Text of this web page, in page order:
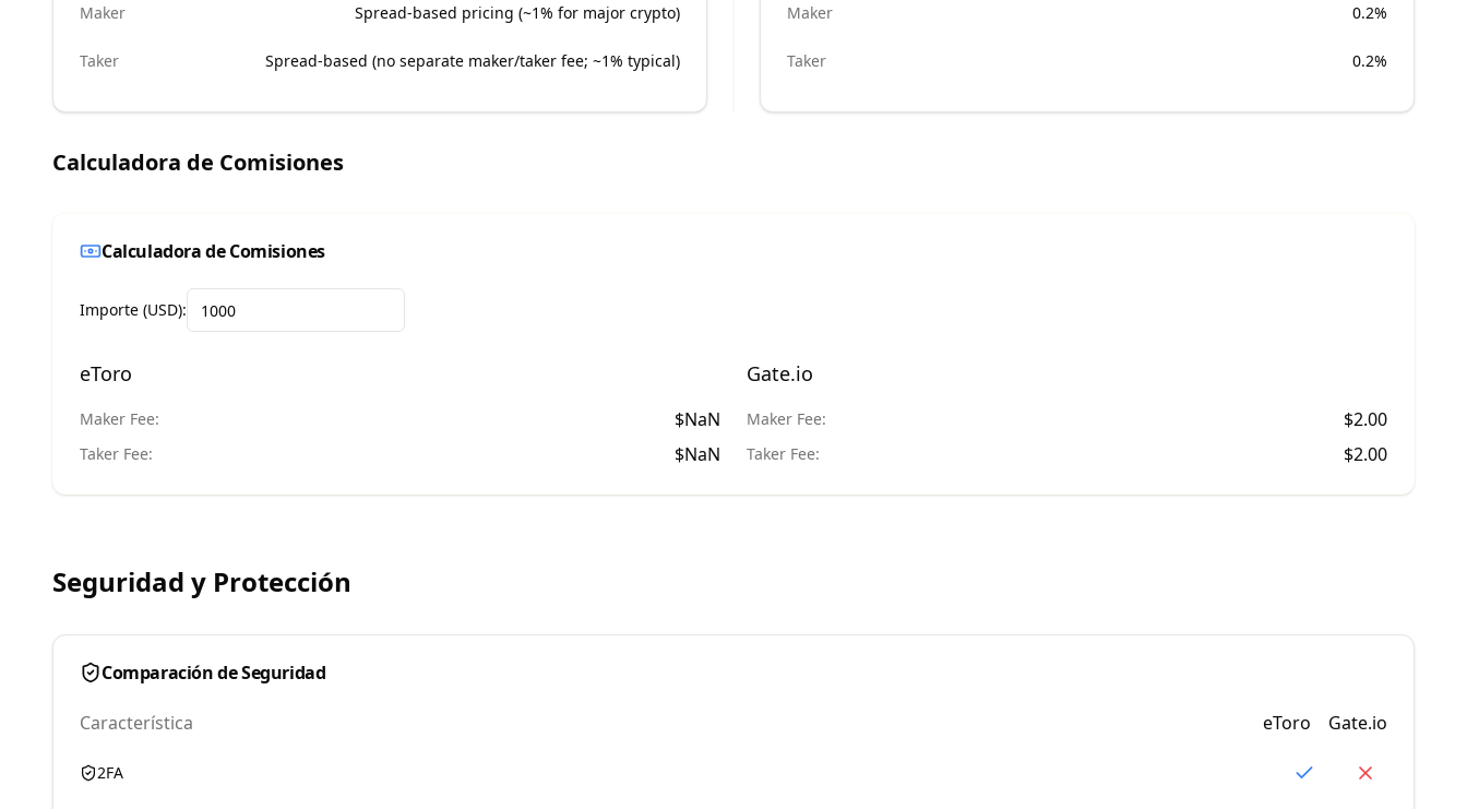
Maker Spread-based pricing (~1% for major crypto)
Taker Spread-based (no separate maker/taker fee; ~1% typical)
Maker 0.2%
Taker 0.2%
Calculadora de Comisiones
Calculadora de Comisiones
Importe (USD):
eToro
Maker Fee: $NaN
Taker Fee: $NaN
Gate.io
Maker Fee: $2.00
Taker Fee: $2.00
Seguridad y Protección
Comparación de Seguridad
Característica eToro Gate.io
2FA